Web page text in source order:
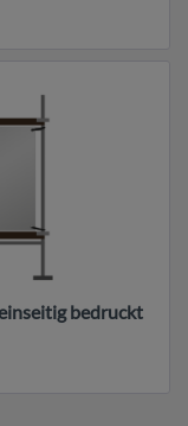
bedruckt